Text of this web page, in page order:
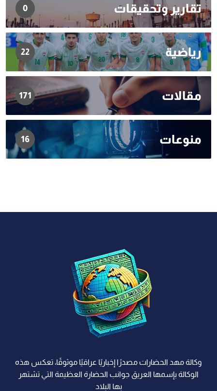
تقارير وتحقيقات 0
رياضية 22
مقالات 171
منوعات 16
وكالة مهد الحضارات مصدرًا إخباريًا عراقيًا موثوقًا، تعكس هذه
الوكالة بإسمها العريق جوانب الحضارة العظيمة التي تشتهر
بها البلاد